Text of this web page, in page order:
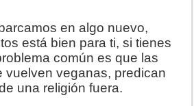
en algo nuevo,
está bien para ti, si tienes
común es que las
vuelven veganas, predican
una religión fuera.